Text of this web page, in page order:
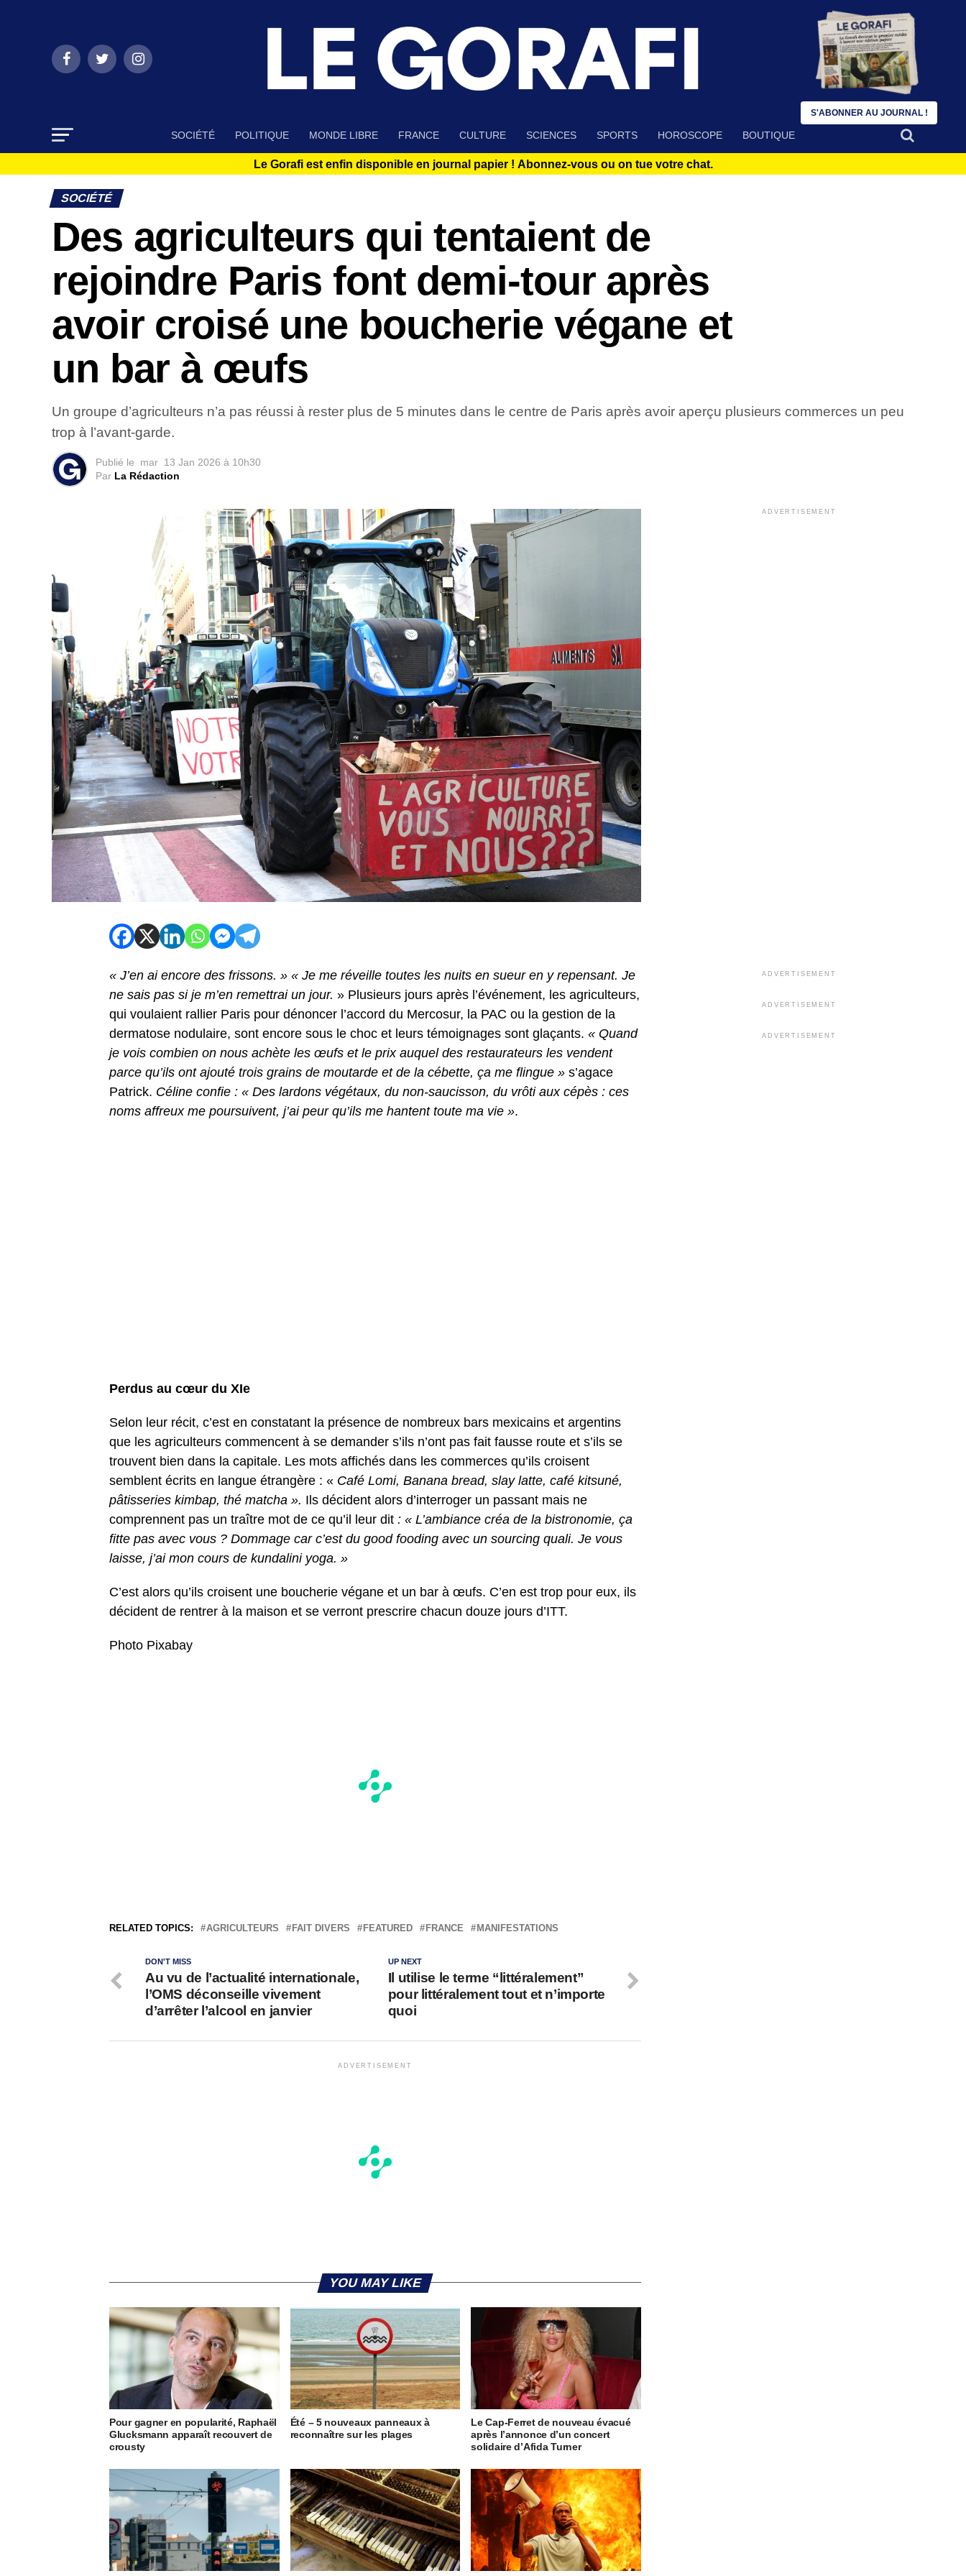
SOCIÉTÉ POLITIQUE MONDE LIBRE FRANCE CULTURE SCIENCES SPORTS HOROSCOPE BOUTIQUE
Le Gorafi est enfin disponible en journal papier ! Abonnez-vous ou on tue votre chat.
SOCIÉTÉ
Des agriculteurs qui tentaient de
rejoindre Paris font demi-tour après
avoir croisé une boucherie végane et
un bar à œufs
Un groupe d’agriculteurs n’a pas réussi à rester plus de 5 minutes dans le centre de Paris après avoir aperçu plusieurs commerces un peu
trop à l’avant-garde.
Publié le mar 13 Jan 2026 à 10h30
Par La Rédaction
« J’en ai encore des frissons. » « Je me réveille toutes les nuits en sueur en y repensant. Je
ne sais pas si je m’en remettrai un jour. » Plusieurs jours après l’événement, les agriculteurs,
qui voulaient rallier Paris pour dénoncer l’accord du Mercosur, la PAC ou la gestion de la
dermatose nodulaire, sont encore sous le choc et leurs témoignages sont glaçants. « Quand
je vois combien on nous achète les œufs et le prix auquel des restaurateurs les vendent
parce qu’ils ont ajouté trois grains de moutarde et de la cébette, ça me flingue » s’agace
Patrick. Céline confie : « Des lardons végétaux, du non-saucisson, du vrôti aux cépès : ces
noms affreux me poursuivent, j’ai peur qu’ils me hantent toute ma vie ».
Perdus au cœur du XIe
Selon leur récit, c’est en constatant la présence de nombreux bars mexicains et argentins
que les agriculteurs commencent à se demander s’ils n’ont pas fait fausse route et s’ils se
trouvent bien dans la capitale. Les mots affichés dans les commerces qu’ils croisent
semblent écrits en langue étrangère : « Café Lomi, Banana bread, slay latte, café kitsuné,
pâtisseries kimbap, thé matcha ». Ils décident alors d’interroger un passant mais ne
comprennent pas un traître mot de ce qu’il leur dit : « L’ambiance créa de la bistronomie, ça
fitte pas avec vous ? Dommage car c’est du good fooding avec un sourcing quali. Je vous
laisse, j’ai mon cours de kundalini yoga. »
C’est alors qu’ils croisent une boucherie végane et un bar à œufs. C’en est trop pour eux, ils
décident de rentrer à la maison et se verront prescrire chacun douze jours d’ITT.
Photo Pixabay
RELATED TOPICS: AGRICULTEURS FAIT DIVERS FEATURED FRANCE MANIFESTATIONS
UP NEXT
Il utilise le terme “littéralement”
pour littéralement tout et n’importe
quoi
DON'T MISS
Au vu de l’actualité internationale,
l’OMS déconseille vivement
d’arrêter l’alcool en janvier
ADVERTISEMENT
YOU MAY LIKE
Pour gagner en popularité, Raphaël
Glucksmann apparaît recouvert de
crousty
Été – 5 nouveaux panneaux à
reconnaître sur les plages
Le Cap-Ferret de nouveau évacué
après l’annonce d’un concert
solidaire d’Afida Turner
ADVERTISEMENT
ADVERTISEMENT
ADVERTISEMENT
ADVERTISEMENT
S'ABONNER AU JOURNAL !